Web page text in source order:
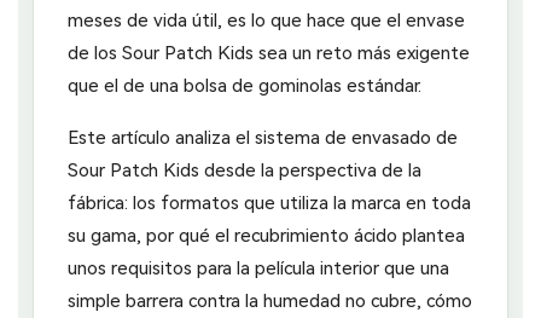
meses de vida útil, es lo que hace que el envase
de los Sour Patch Kids sea un reto más exigente
que el de una bolsa de gominolas estándar.
Este artículo analiza el sistema de envasado de
Sour Patch Kids desde la perspectiva de la
fábrica: los formatos que utiliza la marca en toda
su gama, por qué el recubrimiento ácido plantea
unos requisitos para la película interior que una
simple barrera contra la humedad no cubre, cómo